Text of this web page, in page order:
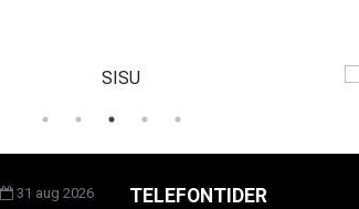
31 aug 2026 TELEFONTIDER